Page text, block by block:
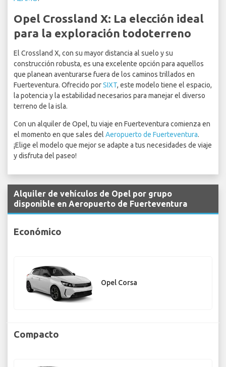
Opel Crossland X: La elección ideal
para la exploración todoterreno
El Crossland X, con su mayor distancia al suelo y su
construcción robusta, es una excelente opción para aquellos
que planean aventurarse fuera de los caminos trillados en
Fuerteventura. Ofrecido porSIXT, este modelo tiene el espacio,
la potencia y la estabilidad necesarios para manejar el diverso
terreno de la isla.
Con un alquiler de Opel, tu viaje en Fuerteventura comienza en
el momento en que sales del Aeropuerto de Fuerteventura.
¡Elige el modelo que mejor se adapte a tus necesidades de viaje
y disfruta del paseo!
Alquiler de vehículos de Opel por grupo
disponible en Aeropuerto de Fuerteventura
Económico
Opel Corsa
Compacto